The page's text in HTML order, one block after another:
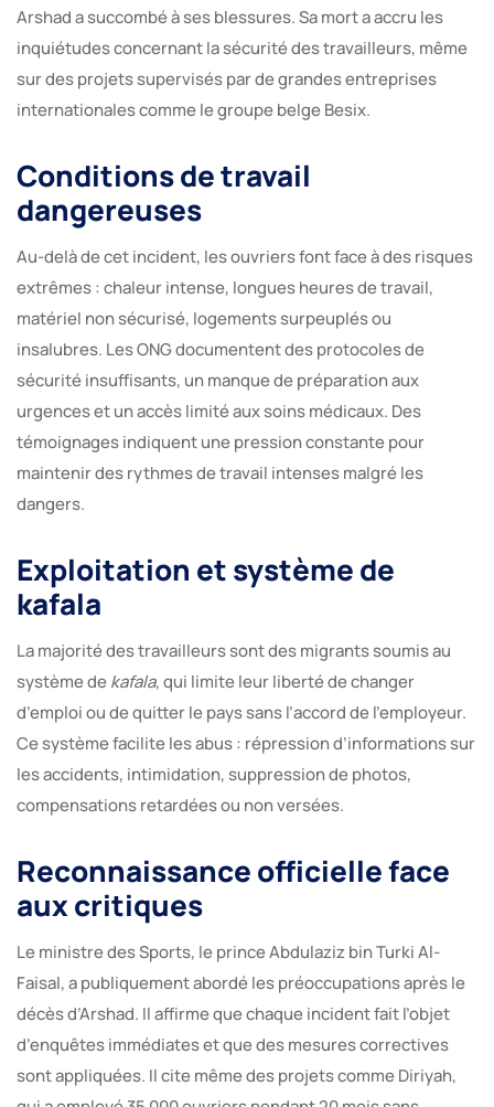
Arshad a succombé à ses blessures. Sa mort a accru les
inquiétudes concernant la sécurité des travailleurs, même
sur des projets supervisés par de grandes entreprises
internationales comme le groupe belge Besix.
Conditions de travail
dangereuses
Au-delà de cet incident, les ouvriers font face à des risques
extrêmes : chaleur intense, longues heures de travail,
matériel non sécurisé, logements surpeuplés ou
insalubres. Les ONG documentent des protocoles de
sécurité insuffisants, un manque de préparation aux
urgences et un accès limité aux soins médicaux. Des
témoignages indiquent une pression constante pour
maintenir des rythmes de travail intenses malgré les
dangers.
Exploitation et système de
kafala
La majorité des travailleurs sont des migrants soumis au
système dekafala, qui limite leur liberté de changer
d’emploi ou de quitter le pays sans l’accord de l’employeur.
Ce système facilite les abus : répression d’informations sur
les accidents, intimidation, suppression de photos,
compensations retardées ou non versées.
Reconnaissance officielle face
aux critiques
Le ministre des Sports, le prince Abdulaziz bin Turki Al-
Faisal, a publiquement abordé les préoccupations après le
décès d’Arshad. Il affirme que chaque incident fait l’objet
d’enquêtes immédiates et que des mesures correctives
sont appliquées. Il cite même des projets comme Diriyah,